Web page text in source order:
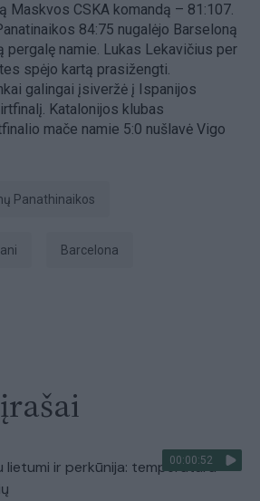
Maskvos CSKA komandą – 81:107.
84:75 nugalėjo Barseloną
pergalę namie. Lukas Lekavičius per
spėjo kartą prasižengti.
galingai įsiveržė į Ispanijos
Katalonijos klubas
mače namie 5:0 nušlavė Vigo
Panathinaikos
Barcelona
00:00:52
lietumi ir perkūnija: temperatūra